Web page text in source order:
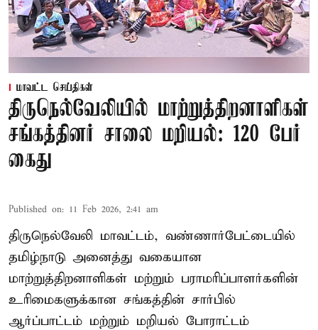
மாவட்ட செய்திகள்
திருநெல்வேலியில் மாற்றுத்திறனாளிகள்
சங்கத்தினர் சாலை மறியல்: 120 பேர்
கைது
Published on: 11 Feb 2026, 2:41 am
திருநெல்வேலி மாவட்டம், வண்ணார்பேட்டையில்
தமிழ்நாடு அனைத்து வகையான
மாற்றுத்திறனாளிகள் மற்றும் பராமரிப்பாளர்களின்
உரிமைகளுக்கான சங்கத்தின் சார்பில்
ஆர்ப்பாட்டம் மற்றும் மறியல் போராட்டம்